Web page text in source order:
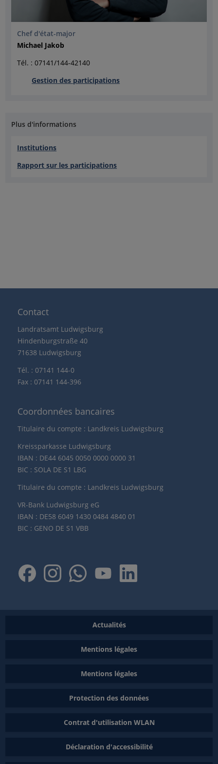
Chef d'état-major
Michael Jakob
Tél. : 07141/144-42140
Gestion des participations
Plus d'informations
Institutions
Rapport sur les participations
Contact
Landratsamt Ludwigsburg
Hindenburgstraße 40
71638 Ludwigsburg
Tél. : 07141 144-0
Fax : 07141 144-396
Coordonnées bancaires
Titulaire du compte : Landkreis Ludwigsburg
Kreissparkasse Ludwigsburg
IBAN : DE44 6045 0050 0000 0000 31
BIC : SOLA DE S1 LBG
Titulaire du compte : Landkreis Ludwigsburg
VR-Bank Ludwigsburg eG
IBAN : DE58 6049 1430 0484 4840 01
BIC : GENO DE S1 VBB
Actualités
Mentions légales
Mentions légales
Protection des données
Contrat d'utilisation WLAN
Déclaration d'accessibilité